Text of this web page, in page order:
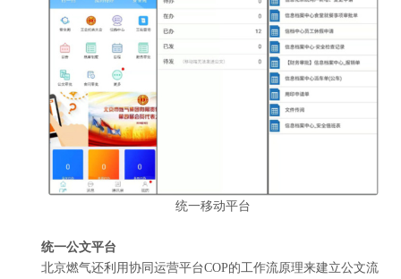
统一移动平台
统一公文平台
北京燃气还利用协同运营平台COP的工作流原理来建立公文流